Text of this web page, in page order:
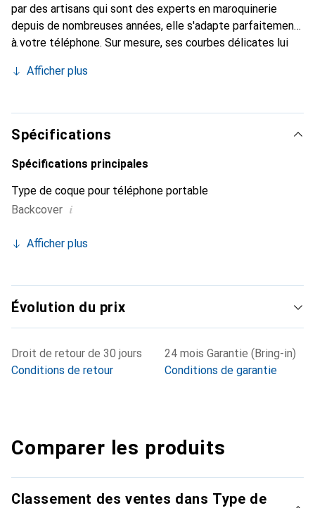
par des artisans qui sont des experts en maroquinerie
depuis de nombreuses années, elle s'adapte parfaitement
à votre téléphone. Sur mesure, ses courbes délicates lui
accessoire chic et essentiel pour votre smartphone.
haute qualité, la marque Noreve est un choix sûr pour une
clientèle exigeante.
Afficher plus
Spécifications
Spécifications principales
Type de coque pour téléphone portable
Backcover i
Afficher plus
Évolution du prix
Droit de retour de 30 jours
Conditions de retour
24 mois Garantie (Bring-in)
Conditions de garantie
Comparer les produits
Classement des ventes dans Type de